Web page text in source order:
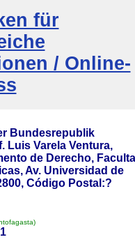
für
/ Online-
Bundesrepublik
Luis Varela Ventura,
de Derecho,
Av. Universidad de
Código Postal:?